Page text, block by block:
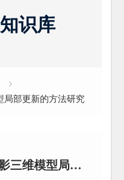
识库
局部更新的方法研究
利用无人机对倾斜摄影三维模型局部更新的方法研究